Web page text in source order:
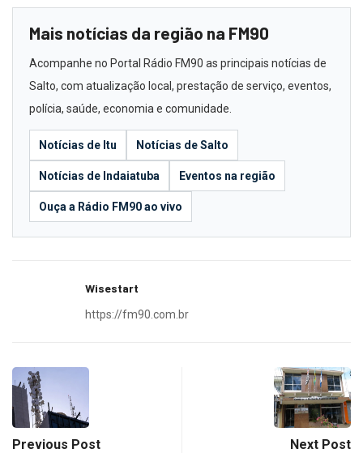
Mais notícias da região na FM90
Acompanhe no Portal Rádio FM90 as principais notícias de
Salto, com atualização local, prestação de serviço, eventos,
polícia, saúde, economia e comunidade.
Notícias de Itu Notícias de Salto
Notícias de Indaiatuba Eventos na região
Ouça a Rádio FM90 ao vivo
Wisestart
https://fm90.com.br
Previous Post Next Post